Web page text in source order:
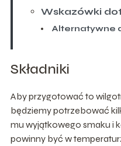
Wskazówki
Alternatywne
Składniki
Aby przygotować to
będziemy potrzebować
mu wyjątkowego smaku i
powinny być w